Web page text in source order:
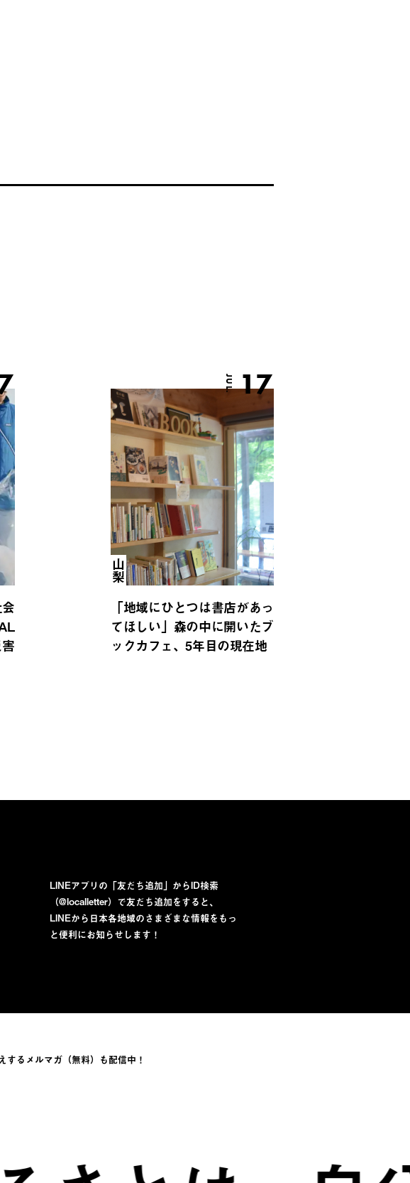
JUL. 17
山梨
「地域にひとつは書店があっ
てほしい」森の中に開いたブ
ックカフェ、5年目の現在地
LINEアプリの「友だち追加」からID検索
（@localletter）で友だち追加をすると、
LINEから日本各地域のさまざまな情報をもっ
と便利にお知らせします！
するメルマガ（無料）も配信中！